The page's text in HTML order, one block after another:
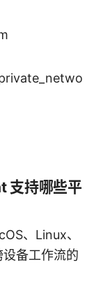
支持哪些平
、Linux、
备工作流的